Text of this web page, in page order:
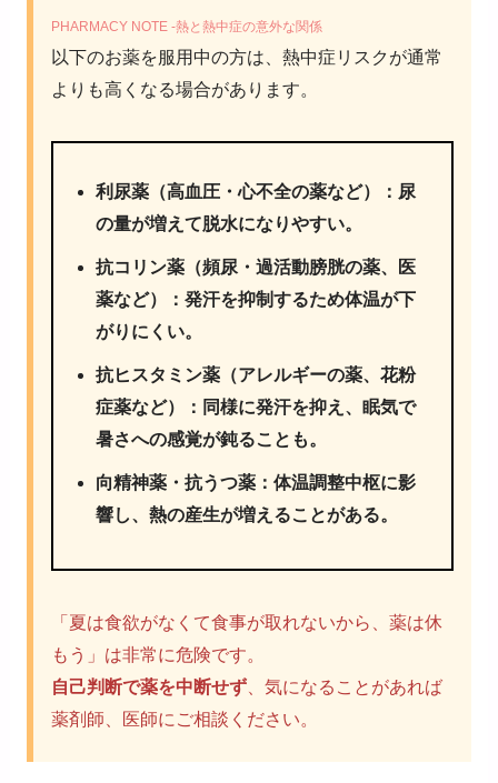
PHARMACY NOTE -熱と熱中症の意外な関係
以下のお薬を服用中の方は、熱中症リスクが通常
よりも高くなる場合があります。
利尿薬（高血圧・心不全の薬など）
：尿
の量が増えて脱水になりやすい。
抗コリン薬（頻尿・過活動膀胱の薬、医
薬など）
：発汗を抑制するため体温が下
がりにくい。
抗ヒスタミン薬（アレルギーの薬、花粉
症薬など）
：同様に発汗を抑え、眠気で
暑さへの感覚が鈍ることも。
向精神薬・抗うつ薬 ：体温調整中枢に影
響し、熱の産生が増えることがある。
「夏は食欲がなくて食事が取れないから、薬は休
もう」は非常に危険です。
自己判断で薬を中断せず、気になることがあれば
薬剤師、医師にご相談ください。